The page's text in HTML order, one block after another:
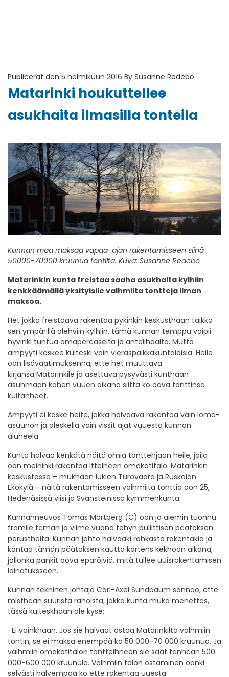
Publicerat den 5 helmikuun 2016 By Susanne Redebo
Matarinki houkuttellee
asukhaita ilmasilla tonteila
Kunnan maa maksaa vapaa-ajan rakentamisseen siinä
50000-70000 kruunua tontilta. Kuva: Susanne Redebo
Matarinkin kunta freistaa saaha asukhaita kylhiin
kenkkäämällä yksityisile valhmiita tontteja ilman
maksoa.
Het jokka freistaava rakentaa pykinkin keskusthaan taikka
sen ympärillä olehviin kylhiin, tämä kunnan temppu voipii
hyvinki tuntua omaperääseltä ja antelihaalta. Mutta
ampyyti koskee kuiteski vain vieraspaikkakuntalaisia. Heile
oon lisävaatimuksenna, ette het muuttava
kirjansa Matarinkile ja asettuva pysyvästi kunthaan
asuhmaan kahen vuuen aikana siittä ko oova tonttinsa
kuitanheet.
Ampyyti ei koske heitä, jokka halvaava rakentaa vain loma-
asuunon ja oleskella vain vissit ajat vuuesta kunnan
aluheela.
Kunta halvaa kenkätä näitä omia tonttehjaan heile, joila
oon meininki rakentaa ittelheen omakotitalo. Matarinkin
keskustassa – mukhaan lukien Turovaara ja Ruskolan
Ekokylä – näitä rakentamisseen valhmiita tonttia oon 25,
Hedenäsissä viisi ja Svansteinissa kymmenkunta.
Kunnanneuvos Tomas Mörtberg (C) oon jo aiemin tuonnu
framile tämän ja viime vuona tehyn puliittisen päätöksen
perustheita. Kunnan johto halvaaki rohkasta rakentakia ja
kantaa tämän päätöksen kautta kortens kekhoon aikana,
jollonka pankit oova epäröiviä, mitä tullee uuisrakentamisen
lainotuksseen.
Kunnan tekninen johtaja Carl-Axel Sundbaum sannoo, ette
misthään suurista rahoista, jokka kunta muka menettäs,
tässä kuiteskhaan ole kyse:
-Ei vainkhaan. Jos sie halvaat ostaa Matarinkilta valhmiin
tontin, se ei maksa enempää ko 50 000-70 000 kruunua. Ja
valhmiin omakotitalon tontteihneen sie saat tänhään 500
000-600 000 kruunula. Valhmiin talon ostaminen oonki
selvästi halvempaa ko ette rakentaa uuesta.